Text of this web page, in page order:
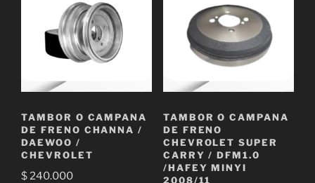
TAMBOR O CAMPANA
DE FRENO CHANNA /
DAEWOO /
CHEVROLET
$240.000
TAMBOR O CAMPANA
DE FRENO
CHEVROLET SUPER
CARRY / DFM1.0
/HAFEY MINYI
2008/11